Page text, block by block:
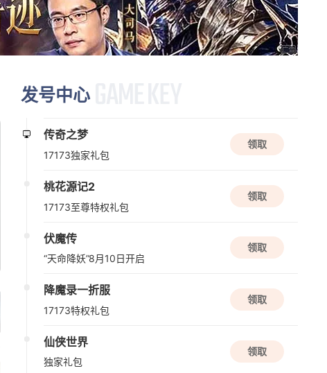
动作 第一人称射击 多人联机
08/19周三
08/20周四
限号删档内测
梦战：剑之海
发号中心
传奇之梦
17173独家礼包
领取
桃花源记2
17173至尊特权礼包
领取
伏魔传
“天命降妖”8月10日开启
领取
降魔录一折服
17173特权礼包
领取
仙侠世界
独家礼包
领取